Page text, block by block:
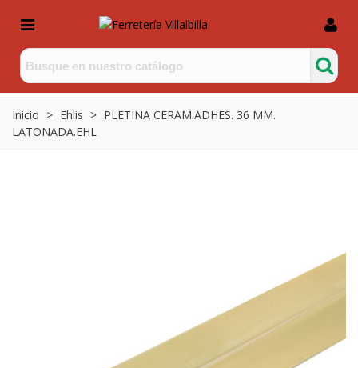
Inicio > Ehlis > PLETINA CERAM.ADHES. 36 MM.
LATONADA.EHL